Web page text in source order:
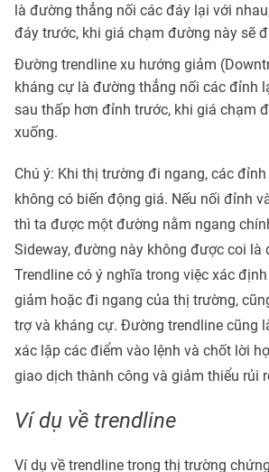
là đường thẳng nối các đáy lại với
đáy trước, khi giá chạm đường này sẽ
Đường trendline xu hướng giảm
kháng cự là đường thẳng nối các đỉnh
sau thấp hơn đỉnh trước, khi giá chạm
xuống.
Chú ý: Khi thị trường đi ngang, các
không có biến động giá. Nếu nối đỉnh
thì ta được một đường nằm ngang
Sideway, đường này không được coi là
Trendline có ý nghĩa trong việc xác
giảm hoặc đi ngang của thị trường,
trợ và kháng cự. Đường trendline cũng
xác lập các điểm vào lệnh và chốt lời
giao dịch thành công và giảm thiểu rủi
Ví dụ về trendline
Ví dụ về trendline trong thị trường